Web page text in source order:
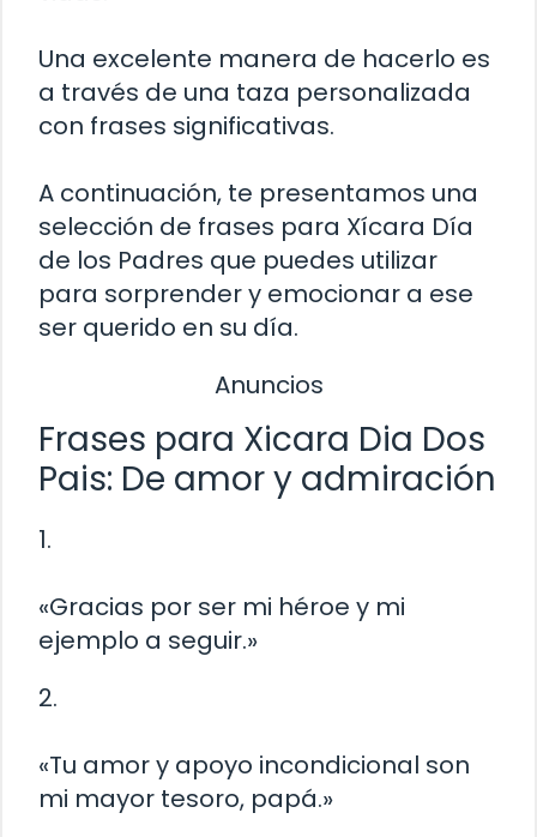
Una excelente manera de hacerlo es
a través de una taza personalizada
con frases significativas.
A continuación, te presentamos una
selección de frases para Xícara Día
de los Padres que puedes utilizar
para sorprender y emocionar a ese
ser querido en su día.
Anuncios
Frases para Xicara Dia Dos
Pais: De amor y admiración
1.
«Gracias por ser mi héroe y mi
ejemplo a seguir.»
2.
«Tu amor y apoyo incondicional son
mi mayor tesoro, papá.»